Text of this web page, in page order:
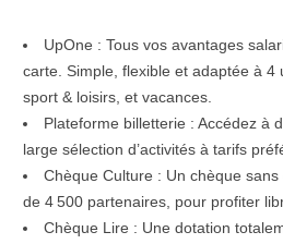
UpOne : Tous vos avantages
carte. Simple, flexible et adaptée à 4
sport & loisirs, et vacances.
Plateforme billetterie : Accédez à
large sélection d’activités à tarifs
Chèque Culture : Un chèque
de 4 500 partenaires, pour profiter
Chèque Lire : Une dotation